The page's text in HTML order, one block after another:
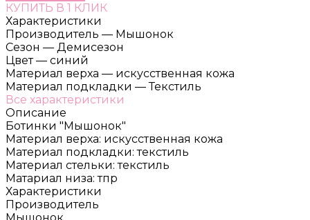
КУПИТЬ В 1 КЛИК
Характеристики
Производитель — Мышонок
Сезон — Демисезон
Цвет — синий
Материал верха — искусственная кожа
Материал подкладки — Текстиль
Все характеристики
Описание
Ботинки "Мышонок"
Материал верха: искусственная кожа
Материал подкладки: текстиль
Материал стельки: текстиль
Матариал низа: тпр
Характеристики
Производитель